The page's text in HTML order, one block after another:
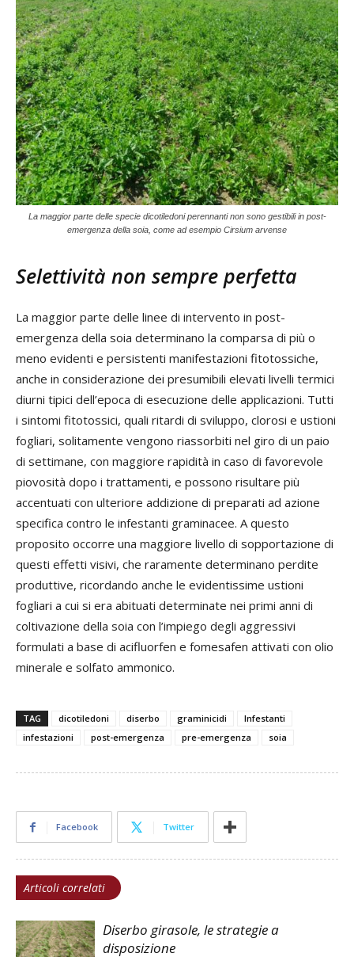
La maggior parte delle specie dicotiledoni perennanti non sono gestibili in post-
emergenza della soia, come ad esempio Cirsium arvense
Selettività non sempre perfetta
La maggior parte delle linee di intervento in post-
emergenza della soia determinano la comparsa di più o
meno evidenti e persistenti manifestazioni fitotossiche,
anche in considerazione dei presumibili elevati livelli termici
diurni tipici dell’epoca di esecuzione delle applicazioni. Tutti
i sintomi fitotossici, quali ritardi di sviluppo, clorosi e ustioni
fogliari, solitamente vengono riassorbiti nel giro di un paio
di settimane, con maggiore rapidità in caso di favorevole
piovosità dopo i trattamenti, e possono risultare più
accentuati con ulteriore addizione di preparati ad azione
specifica contro le infestanti graminacee. A questo
proposito occorre una maggiore livello di sopportazione di
questi effetti visivi, che raramente determinano perdite
produttive, ricordando anche le evidentissime ustioni
fogliari a cui si era abituati determinate nei primi anni di
coltivazione della soia con l’impiego degli aggressivi
formulati a base di acifluorfen e fomesafen attivati con olio
minerale e solfato ammonico.
TAG dicotiledoni diserbo graminicidi
Infestanti
infestazioni
post-emergenza pre-emergenza soia
Facebook Twitter
Articoli correlati
Diserbo girasole, le strategie a
disposizione